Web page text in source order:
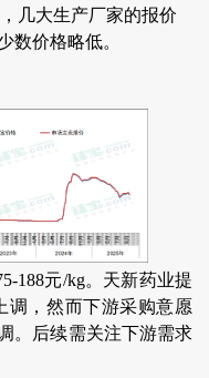
几大生产厂家的报价
数价格略低。
188元/kg。 天新药业提
调，然而下游采购意愿
。后续需关注下游需求